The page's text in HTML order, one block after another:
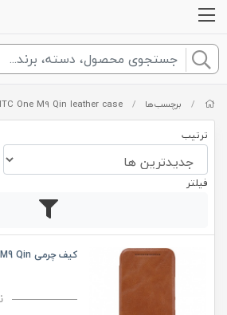
/ برچسب‌ها /
One M9 Qin leather case
ترتیب
فیلتر
کیف چرمی HTC One M9 Qin